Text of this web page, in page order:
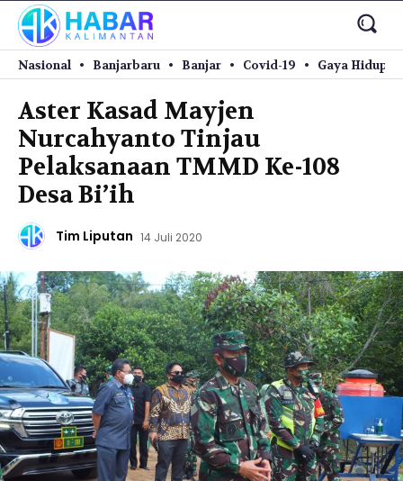
Nasional Banjarbaru Banjar Covid-19 Gaya Hidup
Aster Kasad Mayjen
Nurcahyanto Tinjau
Pelaksanaan TMMD Ke-108
Desa Bi’ih
Tim Liputan 14 Juli 2020